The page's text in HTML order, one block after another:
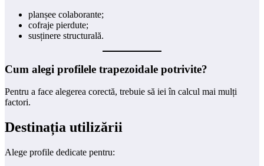
planșee colaborante;
cofraje pierdute;
susținere structurală.
Cum alegi profilele trapezoidale potrivite?
Pentru a face alegerea corectă, trebuie să iei în calcul mai mulți
factori.
Destinația utilizării
Alege profile dedicate pentru: